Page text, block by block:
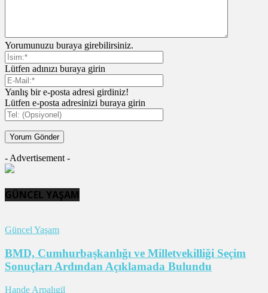
Yorumunuzu buraya girebilirsiniz.
Lütfen adınızı buraya girin
Yanlış bir e-posta adresi girdiniz!
Lütfen e-posta adresinizi buraya girin
- Advertisement -
GÜNCEL YAŞAM
Güncel Yaşam
BMD, Cumhurbaşkanlığı ve Milletvekilliği Seçim
Sonuçları Ardından Açıklamada Bulundu
Hande Arpalıgil